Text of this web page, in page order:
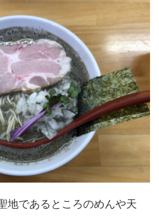
地であるところのめんや天